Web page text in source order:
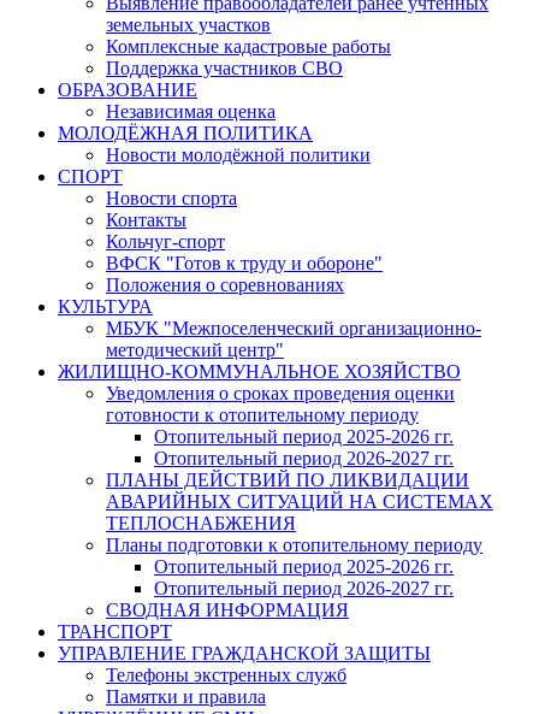
земельных участков
Комплексные кадастровые работы
Поддержка участников СВО
ОБРАЗОВАНИЕ
Независимая оценка
МОЛОДЁЖНАЯ ПОЛИТИКА
Новости молодёжной политики
СПОРТ
Новости спорта
Контакты
Кольчуг-спорт
ВФСК "Готов к труду и обороне"
Положения о соревнованиях
КУЛЬТУРА
МБУК "Межпоселенческий организационно-
методический центр"
ЖИЛИЩНО-КОММУНАЛЬНОЕ ХОЗЯЙСТВО
Уведомления о сроках проведения оценки
готовности к отопительному периоду
Отопительный период 2025-2026 гг.
Отопительный период 2026-2027 гг.
ПЛАНЫ ДЕЙСТВИЙ ПО ЛИКВИДАЦИИ
АВАРИЙНЫХ СИТУАЦИЙ НА СИСТЕМАХ
ТЕПЛОСНАБЖЕНИЯ
Планы подготовки к отопительному периоду
Отопительный период 2025-2026 гг.
Отопительный период 2026-2027 гг.
СВОДНАЯ ИНФОРМАЦИЯ
ТРАНСПОРТ
УПРАВЛЕНИЕ ГРАЖДАНСКОЙ ЗАЩИТЫ
Телефоны экстренных служб
Памятки и правила